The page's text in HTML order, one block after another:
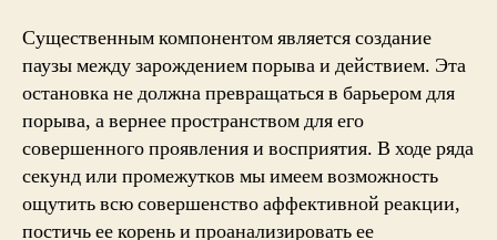
Существенным компонентом является создание
паузы между зарождением порыва и действием. Эта
остановка не должна превращаться в барьером для
порыва, а вернее пространством для его
совершенного проявления и восприятия. В ходе ряда
секунд или промежутков мы имеем возможность
ощутить всю совершенство аффективной реакции,
постичь ее корень и проанализировать ее